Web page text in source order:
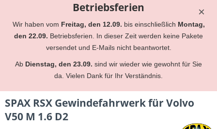
×
Betriebsferien
Wir haben vom Freitag, den 12.09. bis einschließlich Montag,
den 22.09. Betriebsferien. In dieser Zeit werden keine Pakete
versendet und E-Mails nicht beantwortet.
Ab Dienstag, den 23.09. sind wir wieder wie gewohnt für Sie
da. Vielen Dank für Ihr Verständnis.
SPAX RSX Gewindefahrwerk für Volvo
V50 M 1.6 D2